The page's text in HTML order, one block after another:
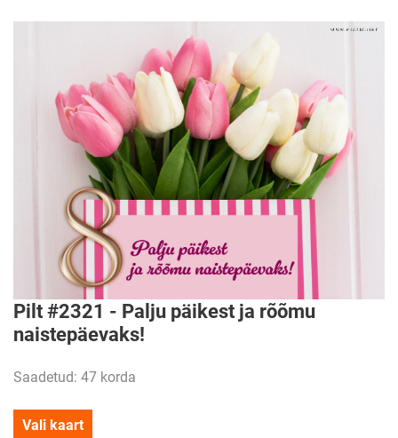
Pilt #2321 - Palju päikest ja rõõmu
naistepäevaks!
Saadetud: 47 korda
Vali kaart